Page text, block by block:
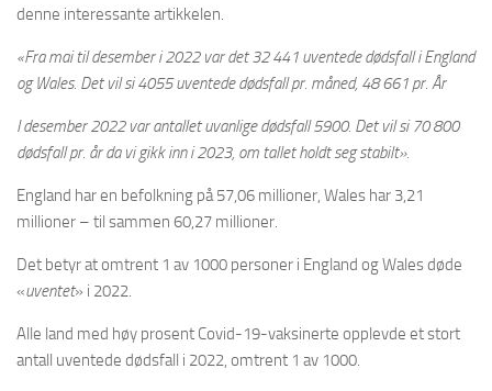
denne interessante artikkelen.
«Fra mai til desember i 2022 var det 32 441 uventede dødsfall i England
og Wales. Det vil si 4055 uventede dødsfall pr. måned, 48 661 pr. År
I desember 2022 var antallet uvanlige dødsfall 5900. Det vil si 70 800
dødsfall pr. år da vi gikk inn i 2023, om tallet holdt seg stabilt».
England har en befolkning på 57,06 millioner, Wales har 3,21
millioner – til sammen 60,27 millioner.
Det betyr at omtrent 1 av 1000 personer i England og Wales døde
«uventet» i 2022.
Alle land med høy prosent Covid-19-vaksinerte opplevde et stort
antall uventede dødsfall i 2022, omtrent 1 av 1000.